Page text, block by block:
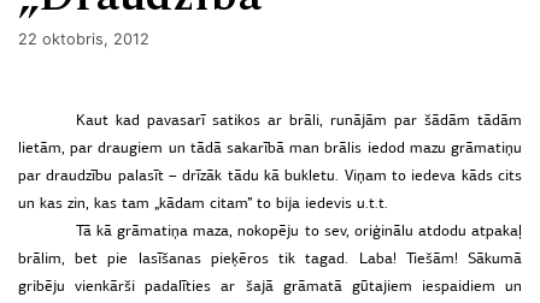
22 oktobris, 2012
Kaut kad pavasarī satikos ar brāli, runājām par šādām tādām
lietām, par draugiem un tādā sakarībā man brālis iedod mazu grāmatiņu
par draudzību palasīt – drīzāk tādu kā bukletu. Viņam to iedeva kāds cits
un kas zin, kas tam „kādam citam” to bija iedevis u.t.t.
Tā kā grāmatiņa maza, nokopēju to sev, oriģinālu atdodu atpakaļ
brālim, bet pie lasīšanas pieķēros tik tagad. Laba! Tiešām! Sākumā
gribēju vienkārši padalīties ar šajā grāmatā gūtajiem iespaidiem un